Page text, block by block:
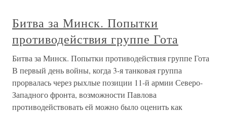
Битва за Минск. Попытки
противодействия группе Гота
Битва за Минск. Попытки противодействия группе Гота
В первый день войны, когда 3-я танковая группа
прорвалась через рыхлые позиции 11-й армии Северо-
Западного фронта, возможности Павлова
противодействовать ей можно было оценить как